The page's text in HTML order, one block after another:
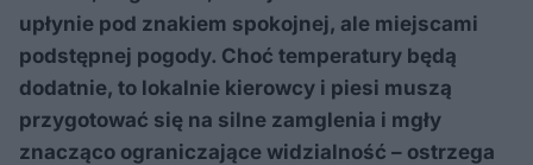
upłynie pod znakiem spokojnej, ale miejscami
podstępnej pogody. Choć temperatury będą
dodatnie, to lokalnie kierowcy i piesi muszą
przygotować się na silne zamglenia i mgły
znacząco ograniczające widzialność – ostrzega